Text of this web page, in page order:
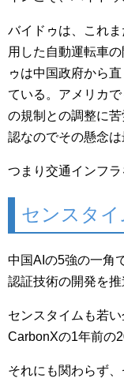
バイドゥは、これ
用した自動運転車
ゥは中国政府から
ている。アメリカ
の規制との調整に
認なのでその懸念は
つまり交通インフラ
センスタイ
中国AIの5強の一角
認証技術の開発を推
センスタイムも若
CarbonXの1年前の
それにも関わらず